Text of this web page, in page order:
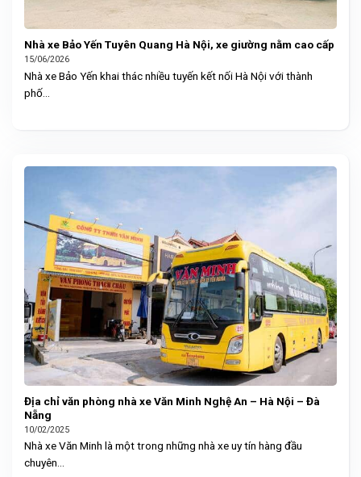
Nhà xe Bảo Yến Tuyên Quang Hà Nội, xe giường nằm cao cấp
15/06/2026
Nhà xe Bảo Yến khai thác nhiều tuyến kết nối Hà Nội với thành
phố...
Địa chỉ văn phòng nhà xe Văn Minh Nghệ An – Hà Nội – Đà
Nẵng
10/02/2025
Nhà xe Văn Minh là một trong những nhà xe uy tín hàng đầu
chuyên...